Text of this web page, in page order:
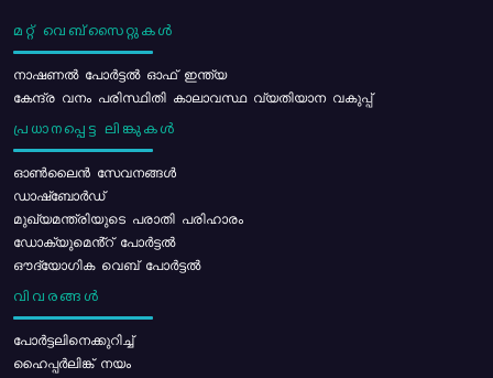
മറ്റ് വെബ്സൈറ്റുകൾ
നാഷണൽ പോർട്ടൽ ഓഫ് ഇന്ത്യ
കേന്ദ്ര വനം പരിസ്ഥിതി കാലാവസ്ഥ വ്യതിയാന വകുപ്പ്
പ്രധാനപ്പെട്ട ലിങ്കുകൾ
ഓൺലൈൻ സേവനങ്ങൾ
ഡാഷ്ബോർഡ്
മുഖ്യമന്ത്രിയുടെ പരാതി പരിഹാരം
ഡോക്യുമെൻ്റ് പോർട്ടൽ
ഔദ്യോഗിക വെബ് പോർട്ടൽ
വിവരങ്ങൾ
പോര്‍ട്ടലിനെക്കുറിച്ച്
ഹൈപ്പർലിങ്ക് നയം